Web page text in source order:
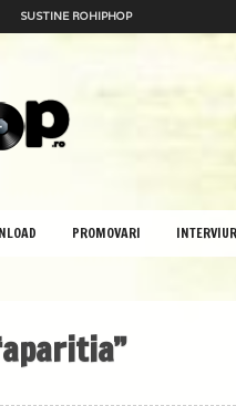
SUSTINE ROHIPHOP
PROMOVARI